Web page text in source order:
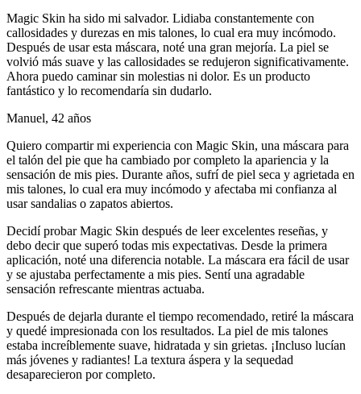
Magic Skin ha sido mi salvador. Lidiaba constantemente con
callosidades y durezas en mis talones, lo cual era muy incómodo.
Después de usar esta máscara, noté una gran mejoría. La piel se
volvió más suave y las callosidades se redujeron significativamente.
Ahora puedo caminar sin molestias ni dolor. Es un producto
fantástico y lo recomendaría sin dudarlo.
Manuel, 42 años
Quiero compartir mi experiencia con Magic Skin, una máscara para
el talón del pie que ha cambiado por completo la apariencia y la
sensación de mis pies. Durante años, sufrí de piel seca y agrietada en
mis talones, lo cual era muy incómodo y afectaba mi confianza al
usar sandalias o zapatos abiertos.
Decidí probar Magic Skin después de leer excelentes reseñas, y
debo decir que superó todas mis expectativas. Desde la primera
aplicación, noté una diferencia notable. La máscara era fácil de usar
y se ajustaba perfectamente a mis pies. Sentí una agradable
sensación refrescante mientras actuaba.
Después de dejarla durante el tiempo recomendado, retiré la máscara
y quedé impresionada con los resultados. La piel de mis talones
estaba increíblemente suave, hidratada y sin grietas. ¡Incluso lucían
más jóvenes y radiantes! La textura áspera y la sequedad
desaparecieron por completo.